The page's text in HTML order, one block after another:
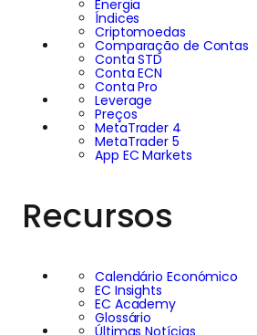
Energia
Índices
Criptomoedas
Comparação de Contas
Conta STD
Conta ECN
Conta Pro
Leverage
Preços
MetaTrader 4
MetaTrader 5
App EC Markets
Recursos
Calendário Económico
EC Insights
EC Academy
Glossário
Últimas Notícias